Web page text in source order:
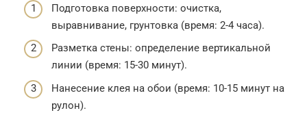
Подготовка поверхности: очистка,
выравнивание, грунтовка (время: 2-4 часа).
Разметка стены: определение вертикальной
линии (время: 15-30 минут).
Нанесение клея на обои (время: 10-15 минут на
рулон).